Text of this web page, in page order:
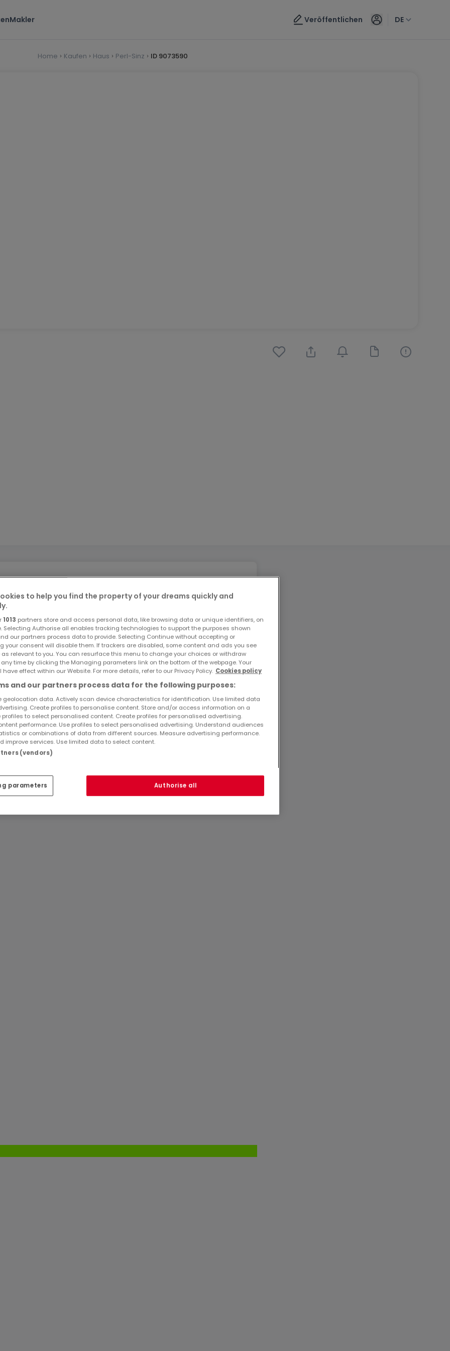
Makler Veröffentlichen DE
Home Kaufen Haus Perl-Sinz ID 9073590
Ausgang zur überdachten Terrasse und in den Garten
lvm
to help you find the property of your dreams quickly and
1013 partners store and access personal data, like browsing data or unique identifiers, on
Selecting Authorise all enables tracking technologies to support the purposes shown
our partners process data to provide. Selecting Continue without accepting or
your consent will disable them. If trackers are disabled, some content and ads you see
as relevant to you. You can resurface this menu to change your choices or withdraw
time by clicking the Managing parameters link on the bottom of the webpage. Your
have effect within our Website. For more details, refer to our Privacy Policy. Cookies policy
and our partners process data for the following purposes:
geolocation data. Actively scan device characteristics for identification. Use limited data
Create profiles to personalise content. Store and/or access information on a
profiles to select personalised content. Create profiles for personalised advertising.
performance. Use profiles to select personalised advertising. Understand audiences
or combinations of data from different sources. Measure advertising performance.
improve services. Use limited data to select content.
(vendors)
parameters Authorise all